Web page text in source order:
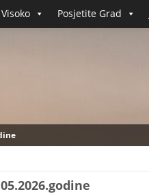
Posjetite Grad